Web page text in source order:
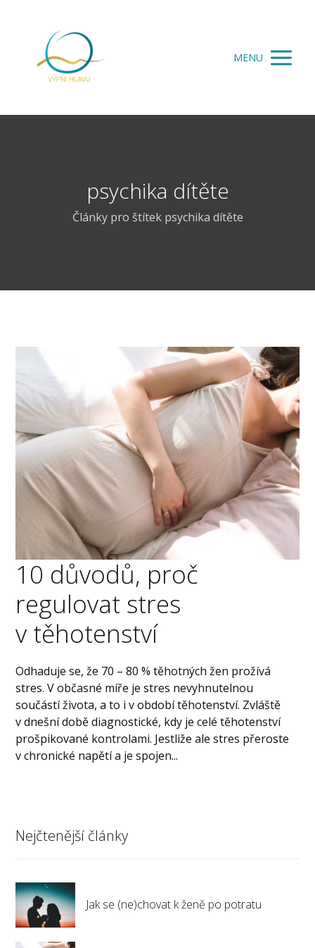
MENU
psychika dítěte
Články pro štítek psychika dítěte
10 důvodů, proč
regulovat stres
v těhotenství
Odhaduje se, že 70 – 80 % těhotných žen prožívá
stres. V občasné míře je stres nevyhnutelnou
součástí života, a to i v období těhotenství. Zvláště
v dnešní době diagnostické, kdy je celé těhotenství
prošpikované kontrolami. Jestliže ale stres přeroste
v chronické napětí a je spojen...
Nejčtenější články
Jak se (ne)chovat k ženě po potratu